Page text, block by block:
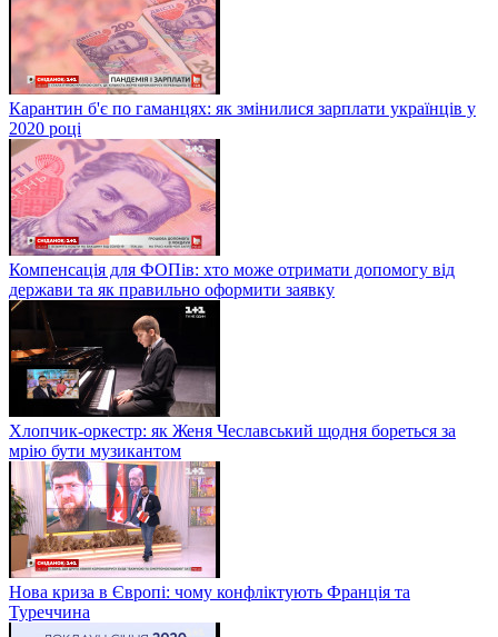
Карантин б'є по гаманцях: як змінилися зарплати українців у
2020 році
Компенсація для ФОПів: хто може отримати допомогу від
держави та як правильно оформити заявку
Хлопчик-оркестр: як Женя Чеславський щодня бореться за
мрію бути музикантом
Нова криза в Європі: чому конфліктують Франція та
Туреччина